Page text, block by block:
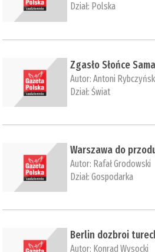
Dział: Polska
Zgasło Słońce
Autor:Antoni
Dział:Świat
Warszawa do
Autor: Rafał Grodowski
Dział:Gospodarka
Berlin dozbroi
Autor: Konrad Wysocki